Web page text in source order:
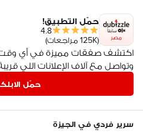
مصر
حمّل التطبيق!
4.8
(125K مراجعات)
اكتشف صفقات مميزة في أي وقت
وتواصل مع آلاف الإعلانات اللي
حمّل
سرير فردي في الجيزة